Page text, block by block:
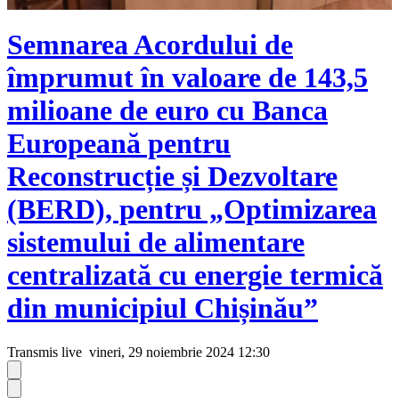
Semnarea Acordului de
împrumut în valoare de 143,5
milioane de euro cu Banca
Europeană pentru
Reconstrucție și Dezvoltare
(BERD), pentru „Optimizarea
sistemului de alimentare
centralizată cu energie termică
din municipiul Chișinău”
Transmis live vineri, 29 noiembrie 2024 12:30